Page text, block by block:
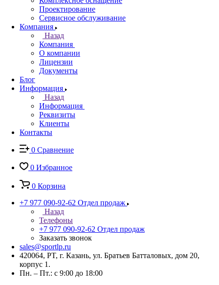
Проектирование
Сервисное обслуживание
Компания
Назад
Компания
О компании
Лицензии
Документы
Блог
Информация
Назад
Информация
Реквизиты
Клиенты
Контакты
0 Сравнение
0 Избранное
0 Корзина
+7 977 090-92-62 Отдел продаж
Назад
Телефоны
+7 977 090-92-62 Отдел продаж
Заказать звонок
sales@sportlp.ru
420064, PT, г. Казань, ул. Братьев Батталовых, дом 20,
корпус 1.
Пн. – Пт.: с 9:00 до 18:00